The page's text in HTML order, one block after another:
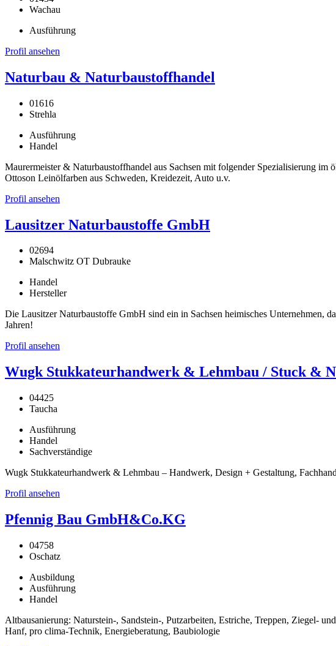
Wachau
Ausführung
Profil ansehen
Naturbau & Naturbaustoffhandel
01616
Strehla
Ausführung
Handel
Maurermeister & Naturbaustoffhandel aus Sachsen mit folgender Spezialisierung
Ottoson Leinölfarben aus Schweden, Kreidezeit, Auto u.v.
Profil ansehen
Lausitzer Naturbaustoffe GmbH
02694
Malschwitz OT Dubrauke
Handel
Hersteller
Die Lausitzer Naturbaustoffe GmbH sind ein in Sachsen heimisches Unternehmen,
Jahren!
Profil ansehen
Wugk Stukkateurhandwerk & Lehmbau / Stuck &
04425
Taucha
Ausführung
Handel
Sachverständige
Wugk Stukkateurhandwerk & Lehmbau – Handwerk, Design + Gestaltung,
Profil ansehen
Pfennig Bau GmbH&Co.KG
04758
Oschatz
Ausbildung
Ausführung
Handel
Altbausanierung: Naturstein-, Sandstein-, Putzarbeiten, Estriche, Treppen, Ziegel-
Hanf, pro clima-Technik, Energieberatung, Baubiologie